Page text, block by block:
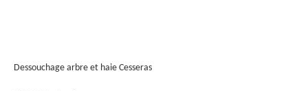
Dessouchage arbre et haie Cesseras